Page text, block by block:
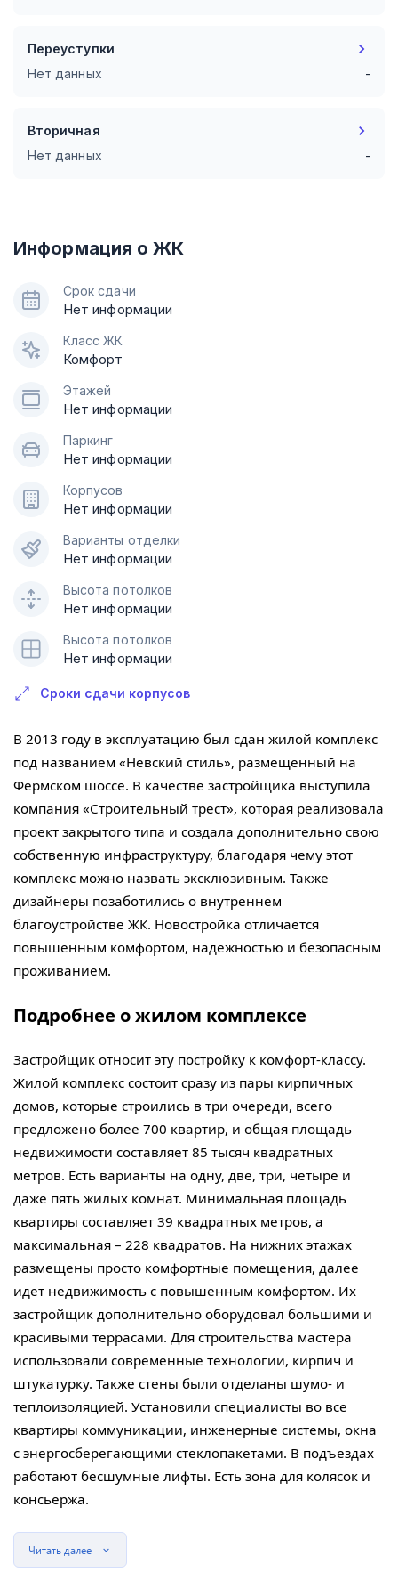
Переуступки
Нет данных
-
Вторичная
Нет данных
-
Информация о ЖК
Срок сдачи
Нет информации
Класс ЖК
Комфорт
Этажей
Нет информации
Паркинг
Нет информации
Корпусов
Нет информации
Варианты отделки
Нет информации
Высота потолков
Нет информации
Высота потолков
Нет информации
Сроки сдачи корпусов
В 2013 году в эксплуатацию был сдан жилой комплекс
под названием «Невский стиль», размещенный на
Фермском шоссе. В качестве застройщика выступила
компания «Строительный трест», которая реализовала
проект закрытого типа и создала дополнительно свою
собственную инфраструктуру, благодаря чему этот
комплекс можно назвать эксклюзивным. Также
дизайнеры позаботились о внутреннем
благоустройстве ЖК. Новостройка отличается
повышенным комфортом, надежностью и безопасным
проживанием.
Подробнее о жилом комплексе
Застройщик относит эту постройку к комфорт-классу.
Жилой комплекс состоит сразу из пары кирпичных
домов, которые строились в три очереди, всего
предложено более 700 квартир, и общая площадь
недвижимости составляет 85 тысяч квадратных
метров. Есть варианты на одну, две, три, четыре и
даже пять жилых комнат. Минимальная площадь
квартиры составляет 39 квадратных метров, а
максимальная – 228 квадратов. На нижних этажах
размещены просто комфортные помещения, далее
идет недвижимость с повышенным комфортом. Их
застройщик дополнительно оборудовал большими и
красивыми террасами. Для строительства мастера
использовали современные технологии, кирпич и
штукатурку. Также стены были отделаны шумо- и
теплоизоляцией. Установили специалисты во все
квартиры коммуникации, инженерные системы, окна
с энергосберегающими стеклопакетами. В подъездах
работают бесшумные лифты. Есть зона для колясок и
консьержа.
Читать далее